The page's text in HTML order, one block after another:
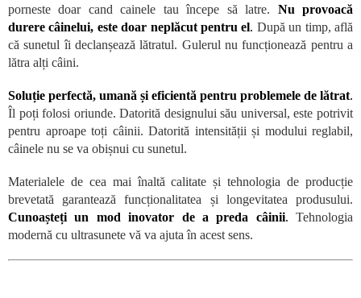
porneste doar cand cainele tau începe să latre. Nu provoacă
durere câinelui, este doar neplăcut pentru el. După un timp, află
că sunetul îi declanșează lătratul. Gulerul nu funcționează pentru a
lătra alți câini.
Soluție perfectă, umană și eficientă pentru problemele de lătrat.
Îl poți folosi oriunde. Datorită designului său universal, este potrivit
pentru aproape toți câinii. Datorită intensității și modului reglabil,
câinele nu se va obișnui cu sunetul.
Materialele de cea mai înaltă calitate și tehnologia de producție
brevetată garantează funcționalitatea și longevitatea produsului.
Cunoașteți un mod inovator de a preda câinii. Tehnologia
modernă cu ultrasunete vă va ajuta în acest sens.